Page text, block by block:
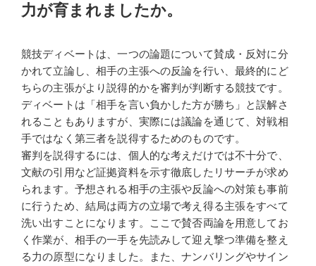
力が育まれましたか。
競技ディベートは、一つの論題について賛成・反対に分
かれて立論し、相手の主張への反論を行い、最終的にど
ちらの主張がより説得的かを審判が判断する競技です。
ディベートは「相手を言い負かした方が勝ち」と誤解さ
れることもありますが、実際には議論を通じて、対戦相
手ではなく第三者を説得するためのものです。
審判を説得するには、個人的な考えだけでは不十分で、
文献の引用など証拠資料を示す徹底したリサーチが求め
られます。予想される相手の主張や反論への対策も事前
に行うため、結局は両方の立場で考え得る主張をすべて
洗い出すことになります。ここで賛否両論を用意してお
く作業が、相手の一手を先読みして迎え撃つ準備を整え
る力の原型になりました。また、ナンバリングやサイン